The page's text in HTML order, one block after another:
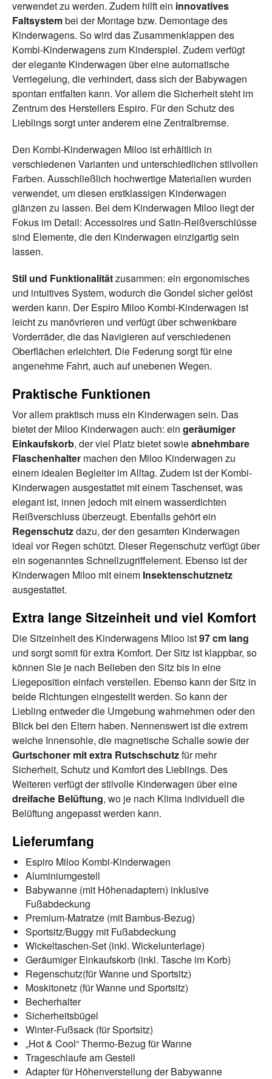
verwendet zu werden. Zudem hilft ein innovatives
Faltsystembei der Montage bzw. Demontage des
Kinderwagens. So wird das Zusammenklappen des
Kombi-Kinderwagens zum Kinderspiel. Zudem verfügt
der elegante Kinderwagen über eine automatische
Verriegelung, die verhindert, dass sich der Babywagen
spontan entfalten kann. Vor allem die Sicherheit steht im
Zentrum des Herstellers Espiro. Für den Schutz des
Lieblings sorgt unter anderem eine Zentralbremse.
Den Kombi-Kinderwagen Miloo ist erhältlich in
verschiedenen Varianten und unterschiedlichen stilvollen
Farben. Ausschließlich hochwertige Materialien wurden
verwendet, um diesen erstklassigen Kinderwagen
glänzen zu lassen. Bei dem Kinderwagen Miloo liegt der
Fokus im Detail: Accessoires und Satin-Reißverschlüsse
sind Elemente, die den Kinderwagen einzigartig sein
lassen.
Stil und Funktionalitätzusammen: ein ergonomisches
und intuitives System, wodurch die Gondel sicher gelöst
werden kann. Der Espiro Miloo Kombi-Kinderwagen ist
leicht zu manövrieren und verfügt über schwenkbare
Vorderräder, die das Navigieren auf verschiedenen
Oberflächen erleichtert. Die Federung sorgt für eine
angenehme Fahrt, auch auf unebenen Wegen.
Praktische Funktionen
Vor allem praktisch muss ein Kinderwagen sein. Das
bietet der Miloo Kinderwagen auch: ein geräumiger
Einkaufskorb, der viel Platz bietet sowieabnehmbare
Flaschenhalter machen den Miloo Kinderwagen zu
einem idealen Begleiter im Alltag. Zudem ist der Kombi-
Kinderwagen ausgestattet mit einem Taschenset, was
elegant ist, innen jedoch mit einem wasserdichten
Reißverschluss überzeugt. Ebenfalls gehört ein
Regenschutzdazu, der den gesamten Kinderwagen
ideal vor Regen schützt. Dieser Regenschutz verfügt über
ein sogenanntes Schnellzugriffelement. Ebenso ist der
Kinderwagen Miloo mit einem Insektenschutznetz
ausgestattet.
Extra lange Sitzeinheit und viel Komfort
Die Sitzeinheit des Kinderwagens Miloo ist97 cm lang
und sorgt somit für extra Komfort. Der Sitz ist klappbar, so
können Sie je nach Belieben den Sitz bis in eine
Liegeposition einfach verstellen. Ebenso kann der Sitz in
beide Richtungen eingestellt werden. So kann der
Liebling entweder die Umgebung wahrnehmen oder den
Blick bei den Eltern haben. Nennenswert ist die extrem
weiche Innensohle, die magnetische Schalle sowie der
Gurtschoner mit extra Rutschschutzfür mehr
Sicherheit, Schutz und Komfort des Lieblings. Des
Weiteren verfügt der stilvolle Kinderwagen über eine
dreifache Belüftung, wo je nach Klima individuell die
Belüftung angepasst werden kann.
Lieferumfang
Espiro Miloo Kombi‑Kinderwagen
Aluminiumgestell
Babywanne (mit Höhenadaptern) inklusive
Fußabdeckung
Premium‑Matratze (mit Bambus‑Bezug)
Sportsitz/Buggy mit Fußabdeckung
Wickeltaschen‑Set (inkl. Wickelunterlage)
Geräumiger Einkaufskorb (inkl. Tasche im Korb)
Regenschutz(für Wanne und Sportsitz)
Moskitonetz (für Wanne und Sportsitz)
Becherhalter
Sicherheitsbügel
Winter‑Fußsack (für Sportsitz)
„Hot & Cool“ Thermo‑Bezug für Wanne
Trageschlaufe am Gestell
Adapter für Höhenverstellung der Babywanne